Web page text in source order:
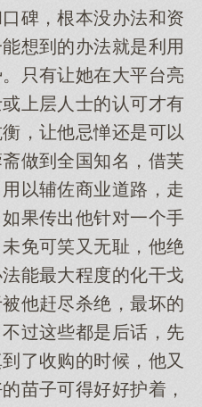
碑，根本没办法和资
想到的办法就是利用
只有让她在大平台亮
上层人士的认可才有
，让他忌惮还是可以
做到全国知名，借芙
以辅佐商业道路，走
果传出他针对一个手
免可笑又无耻，他绝
能最大程度的化干戈
他赶尽杀绝，最坏的
过这些都是后话，先
了收购的时候，他又
苗子可得好好护着，